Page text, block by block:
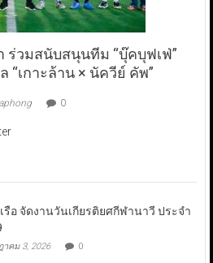
ร่วมสนับสนุนทีม “บุ๊คบุฟเฟ่”
เกาะล้าน × นัควีย์ คัพ”
0
รือ จัดงานวันเกียรติยศกีฬานาวี ประจำ
าคม 3, 2026 0